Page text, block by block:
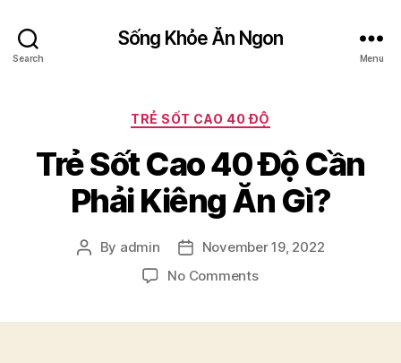
Search
Sống Khỏe Ăn Ngon
Menu
Categories
TRẺ SỐT CAO 40 ĐỘ
Trẻ Sốt Cao 40 Độ Cần
Phải Kiêng Ăn Gì?
Post
By admin
Post
date
November 19, 2022
No Commentson